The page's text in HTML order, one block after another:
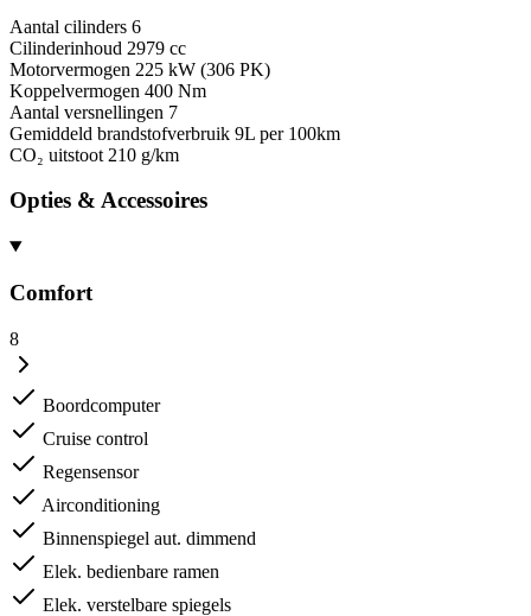
Aantal cilinders 6
Cilinderinhoud 2979 cc
Motorvermogen 225 kW (306 PK)
Koppelvermogen 400 Nm
Aantal versnellingen 7
Gemiddeld brandstofverbruik 9L per 100km
CO₂ uitstoot 210 g/km
Opties & Accessoires
Comfort
8
Boordcomputer
Cruise control
Regensensor
Airconditioning
Binnenspiegel aut. dimmend
Elek. bedienbare ramen
Elek. verstelbare spiegels